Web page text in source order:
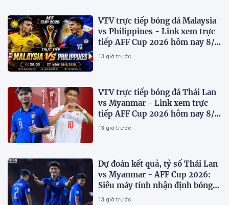
VTV trực tiếp bóng đá Malaysia
vs Philippines - Link xem trực
tiếp AFF Cup 2026 hôm nay 8/8
trên VTV7
13 giờ trước
VTV trực tiếp bóng đá Thái Lan
vs Myanmar - Link xem trực
tiếp AFF Cup 2026 hôm nay 8/8
trên VTV6
13 giờ trước
Dự đoán kết quả, tỷ số Thái Lan
vs Myanmar - AFF Cup 2026:
Siêu máy tính nhận định bóng
đá hôm nay 8/8
13 giờ trước